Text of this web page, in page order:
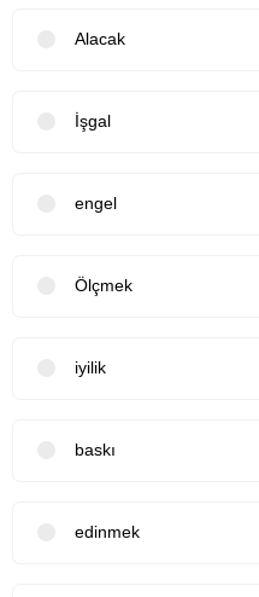
Alacak
İşgal
engel
Ölçmek
iyilik
baskı
edinmek